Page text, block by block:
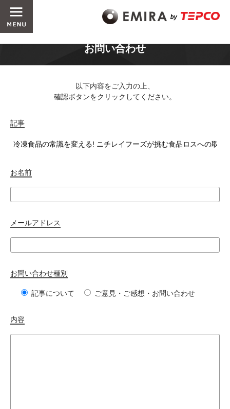
お問い合わせ
以下内容をご入力の上、
確認ボタンをクリックしてください。
記事
お名前
メールアドレス
お問い合わせ種別
記事について ご意見・ご感想・お問い合わせ
内容